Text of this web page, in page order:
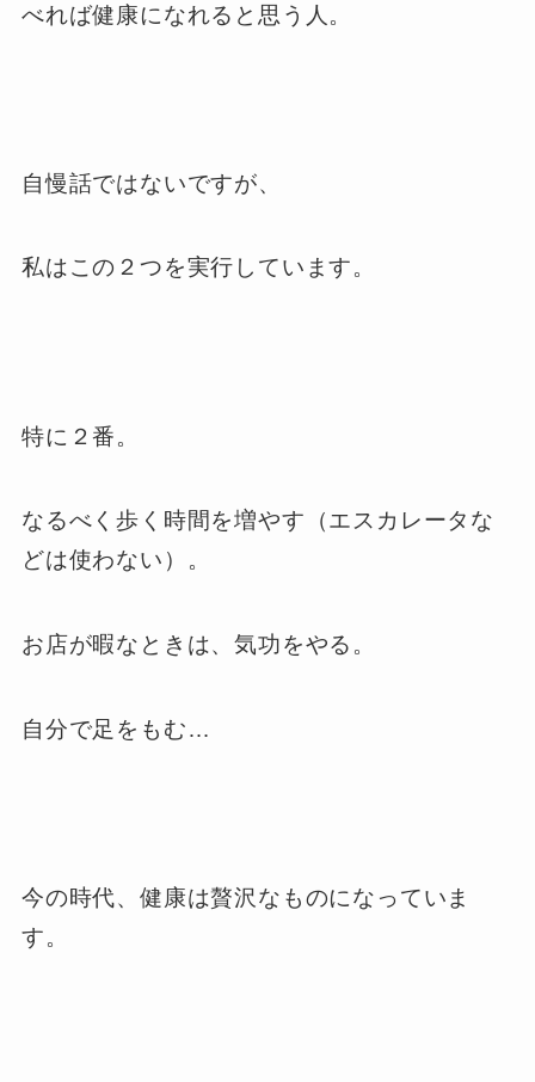
べれば健康になれると思う人。
自慢話ではないですが、
私はこの２つを実行しています。
特に２番。
なるべく歩く時間を増やす（エスカレータな
どは使わない）。
お店が暇なときは、気功をやる。
自分で足をもむ…
今の時代、健康は贅沢なものになっていま
す。